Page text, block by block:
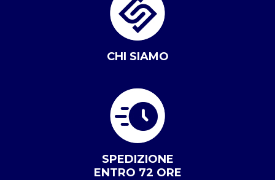
CHI SIAMO
SPEDIZIONE
ENTRO 72 ORE